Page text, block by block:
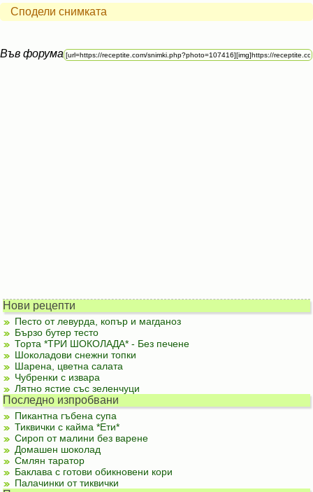
Сподели снимката
Във форума
Нови рецепти
Песто от левурда, копър и магданоз
Бързо бутер тесто
Торта *ТРИ ШОКОЛАДА* - Без печене
Шоколадови снежни топки
Шарена, цветна салата
Чубренки с извара
Лятно ястие със зеленчуци
Последно изпробвани
Пикантна гъбена супа
Тиквички с кайма *Ети*
Сироп от малини без варене
Домашен шоколад
Смлян таратор
Баклава с готови обикновени кори
Палачинки от тиквички